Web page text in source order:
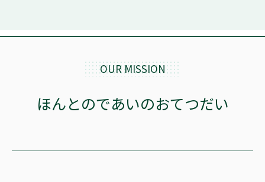
OUR MISSION
ほんとのであいのおてつだい